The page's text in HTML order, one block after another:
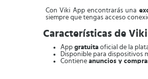
Con Viki App encontrarás una
siempre que tengas acceso
Características de Viki
App gratuita oficial de la
Disponible para dispositivos
Contiene anuncios y